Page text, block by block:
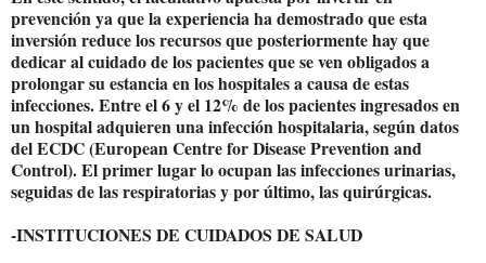
prevención ya que la experiencia ha demostrado que esta
inversión reduce los recursos que posteriormente hay que
dedicar al cuidado de los pacientes que se ven obligados a
prolongar su estancia en los hospitales a causa de estas
infecciones. Entre el 6 y el 12% de los pacientes ingresados en
un hospital adquieren una infección hospitalaria, según datos
del ECDC (European Centre for Disease Prevention and
Control). El primer lugar lo ocupan las infecciones urinarias,
seguidas de las respiratorias y por último, las quirúrgicas.
-INSTITUCIONES DE CUIDADOS DE SALUD